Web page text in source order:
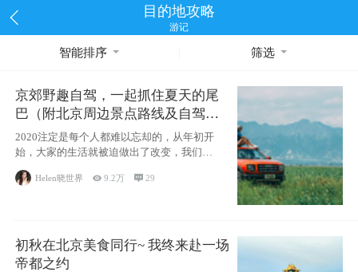
目的地攻略
游记
智能排序 筛选
京郊野趣自驾，一起抓住夏天的尾
巴（附北京周边景点路线及自驾攻
略）
2020注定是每个人都难以忘却的，从年初开
始，大家的生活就被迫做出了改变，我们也
不例外。本来双双辞职是为
Helen晓世界 9.2万 29
初秋在北京美食同行~ 我终来赴一场
帝都之约